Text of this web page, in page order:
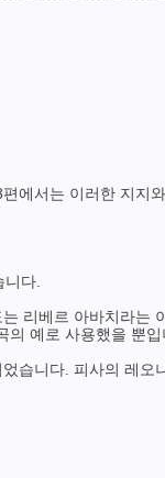
에서는 이러한 지지
다.
리베르 아바치라는
예로 사용했을 뿐입
습니다. 피사의 레오